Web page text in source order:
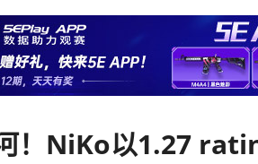
！NiKo以1.27